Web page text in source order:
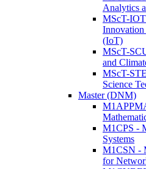
Analytics
MScT-
Innovation
(IoT)
MScT-
and
MScT-
Science
Master (DNM)
M1CPS -
Systems
M1CSN -
for